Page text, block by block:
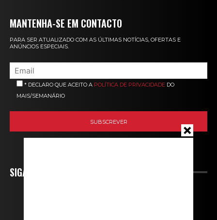
MANTENHA-SE EM CONTACTO
PARA SER ATUALIZADO COM AS ÚLTIMAS NOTÍCIAS, OFERTAS E
ANÚNCIOS ESPECIAIS.
* DECLARO QUE ACEITO A POLÍTICA DE PRIVACIDADE DO
MAIS/SEMANÁRIO
SIGA-NOS